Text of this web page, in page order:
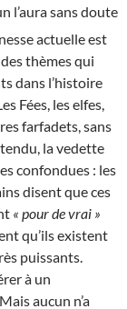
l’aura sans doute
actuelle est
thèmes qui
dans l’histoire
Fées, les elfes,
farfadets, sans
la vedette
confondues : les
disent que ces
« pour de vrai »
qu’ils existent
puissants.
à un
aucun n’a